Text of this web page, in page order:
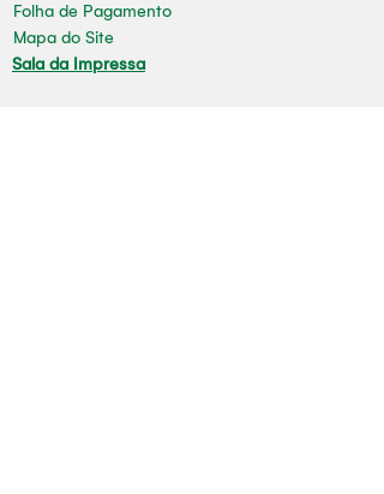
Folha de Pagamento
Mapa do Site
Sala da Impressa